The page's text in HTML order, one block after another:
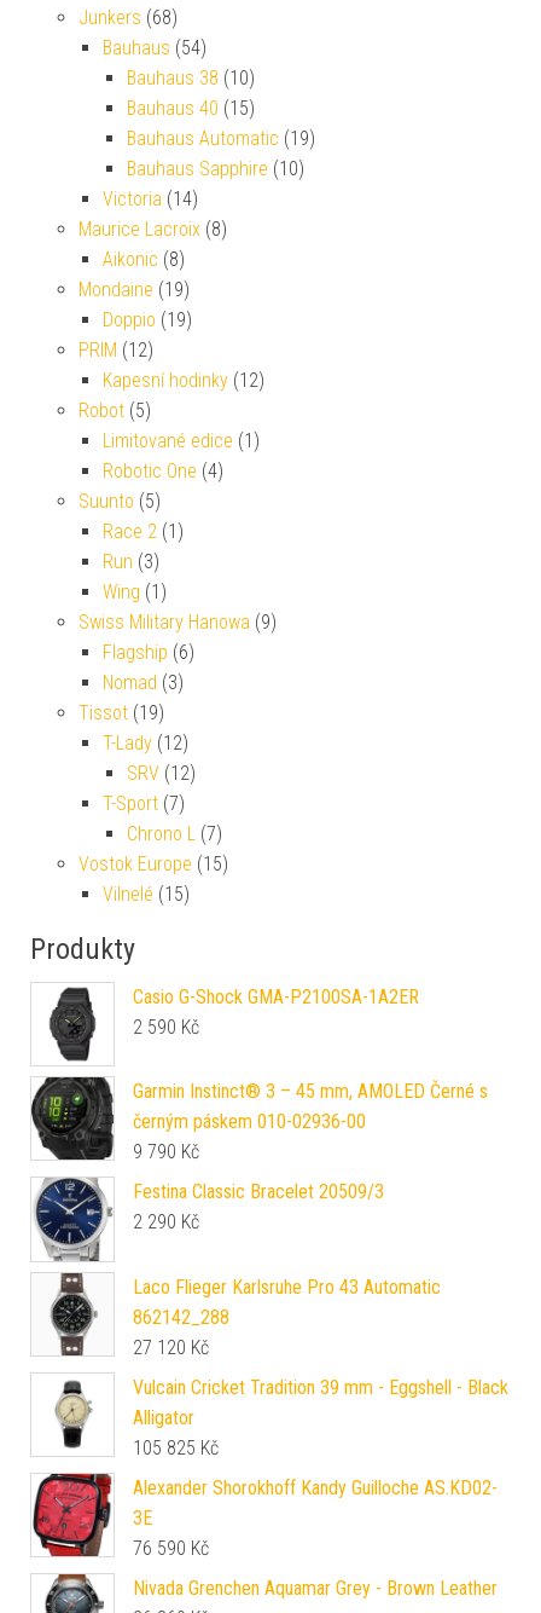
Junkers (68)
Bauhaus (54)
Bauhaus 38 (10)
Bauhaus 40 (15)
Bauhaus Automatic (19)
Bauhaus Sapphire (10)
Victoria (14)
Maurice Lacroix (8)
Aikonic (8)
Mondaine (19)
Doppio (19)
PRIM (12)
Kapesní hodinky (12)
Robot (5)
Limitované edice (1)
Robotic One (4)
Suunto (5)
Race 2 (1)
Run (3)
Wing (1)
Swiss Military Hanowa (9)
Flagship (6)
Nomad (3)
Tissot (19)
T-Lady (12)
SRV (12)
T-Sport (7)
Chrono L (7)
Vostok Europe (15)
Vilnelé (15)
Produkty
Casio G-Shock GMA-P2100SA-1A2ER
2 590 Kč
Garmin Instinct® 3 – 45 mm, AMOLED Černé s
černým páskem 010-02936-00
9 790 Kč
Festina Classic Bracelet 20509/3
2 290 Kč
Laco Flieger Karlsruhe Pro 43 Automatic
862142_288
27 120 Kč
Vulcain Cricket Tradition 39 mm - Eggshell - Black
Alligator
105 825 Kč
Alexander Shorokhoff Kandy Guilloche AS.KD02-
3E
76 590 Kč
Nivada Grenchen Aquamar Grey - Brown Leather